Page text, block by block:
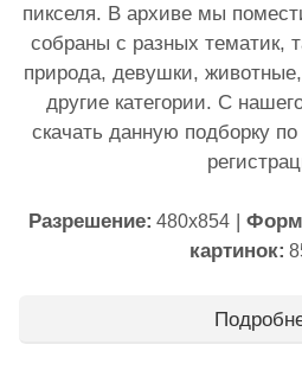
пикселя. В архиве мы
собраны с разных тематик,
природа, девушки,
другие категории. С
скачать данную подборку
Разрешение: 480x854 |
картинок: